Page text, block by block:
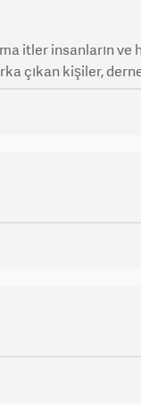
itler insanların ve
çıkan kişiler,